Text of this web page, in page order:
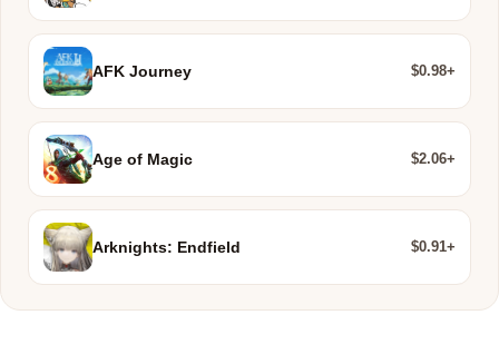
AFK Journey $0.98+
Age of Magic $2.06+
Arknights: Endfield $0.91+